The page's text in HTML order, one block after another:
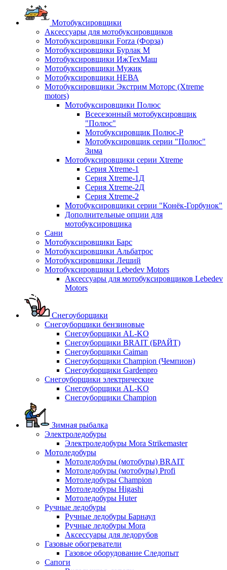
Мотобуксировщики
Аксессуары для мотобуксировщиков
Мотобуксировщики Forza (Форза)
Мотобуксировщики Бурлак М
Мотобуксировщики ИжТехМаш
Мотобуксировщики Мужик
Мотобуксировщики НЕВА
Мотобуксировщики Экстрим Моторс (Xtreme
motors)
Мотобуксировщики Полюс
Всесезонный мотобуксировщик
"Полюс"
Мотобуксировщик Полюс-Р
Мотобуксировщик серии "Полюс"
Зима
Мотобуксировщики серии Xtreme
Серия Xtreme-1
Серия Xtreme-1Д
Серия Xtreme-2Д
Серия Xtreme-2
Мотобуксировщики серии "Конёк-Горбунок"
Дополнительные опции для
мотобуксировщика
Сани
Мотобуксировщики Барс
Мотобуксировщики Альбатрос
Мотобуксировщики Леший
Мотобуксировщики Lebedev Motors
Аксессуары для мотобуксировщиков Lebedev
Motors
Снегоуборщики
Снегоуборщики бензиновые
Снегоуборщики AL-KO
Снегоуборщики BRAIT (БРАЙТ)
Снегоуборщики Caiman
Снегоуборщики Champion (Чемпион)
Снегоуборщики Gardenpro
Снегоуборщики электрические
Снегоуборщики AL-KO
Снегоуборщики Champion
Зимная рыбалка
Электроледобуры
Электроледобуры Mora Strikemaster
Мотоледобуры
Мотоледобуры (мотобуры) BRAIT
Мотоледобуры (мотобуры) Profi
Мотоледобуры Champion
Мотоледобуры Higashi
Мотоледобуры Huter
Ручные ледобуры
Ручные ледобуры Барнаул
Ручные ледобуры Mora
Аксессуары для ледорубов
Газовые обогреватели
Газовое оборудование Следопыт
Сапоги